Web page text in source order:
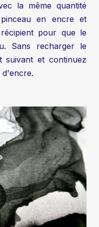
la même quantité
en encre et
pour que le
Sans recharger le
suivant et continuez
d'encre.